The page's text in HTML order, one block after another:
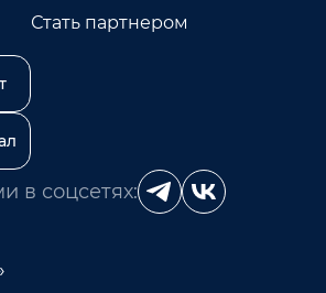
Стать партнером
в соцсетях: